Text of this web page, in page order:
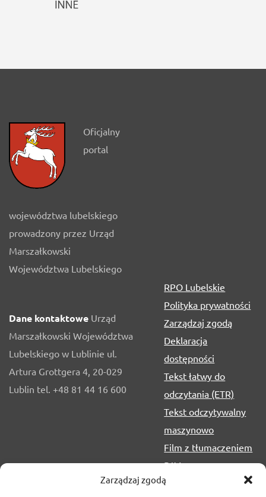
Zarządzaj zgodą
Oficjalny
portal
województwa lubelskiego
prowadzony przez Urząd
Marszałkowski
Województwa Lubelskiego
Dane kontaktowe Urząd
Marszałkowski Województwa
Lubelskiego w Lublinie ul.
Artura Grottgera 4, 20-029
Lublin tel. +48 81 44 16 600
RPO Lubelskie
Polityka prywatności
Zarządzaj zgodą
Deklaracja
dostępności
Tekst łatwy do
odczytania (ETR)
Tekst odczytywalny
maszynowo
Film z tłumaczeniem
PJM